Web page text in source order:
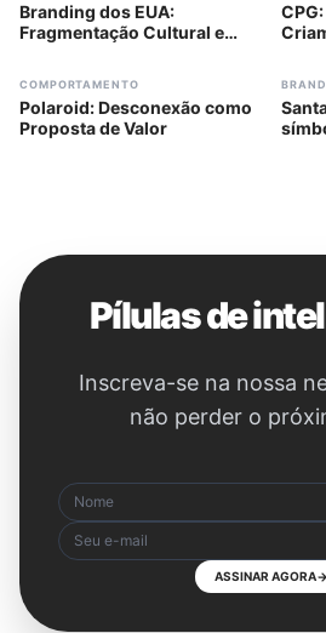
Branding dos EUA:
Fragmentação Cultural e
#308
COMPORTAMENTO
Polaroid: Desconexão como
Proposta de Valor
#
Pílulas de
Inscreva-se na nossa
não perder o
ASSINAR AGORA